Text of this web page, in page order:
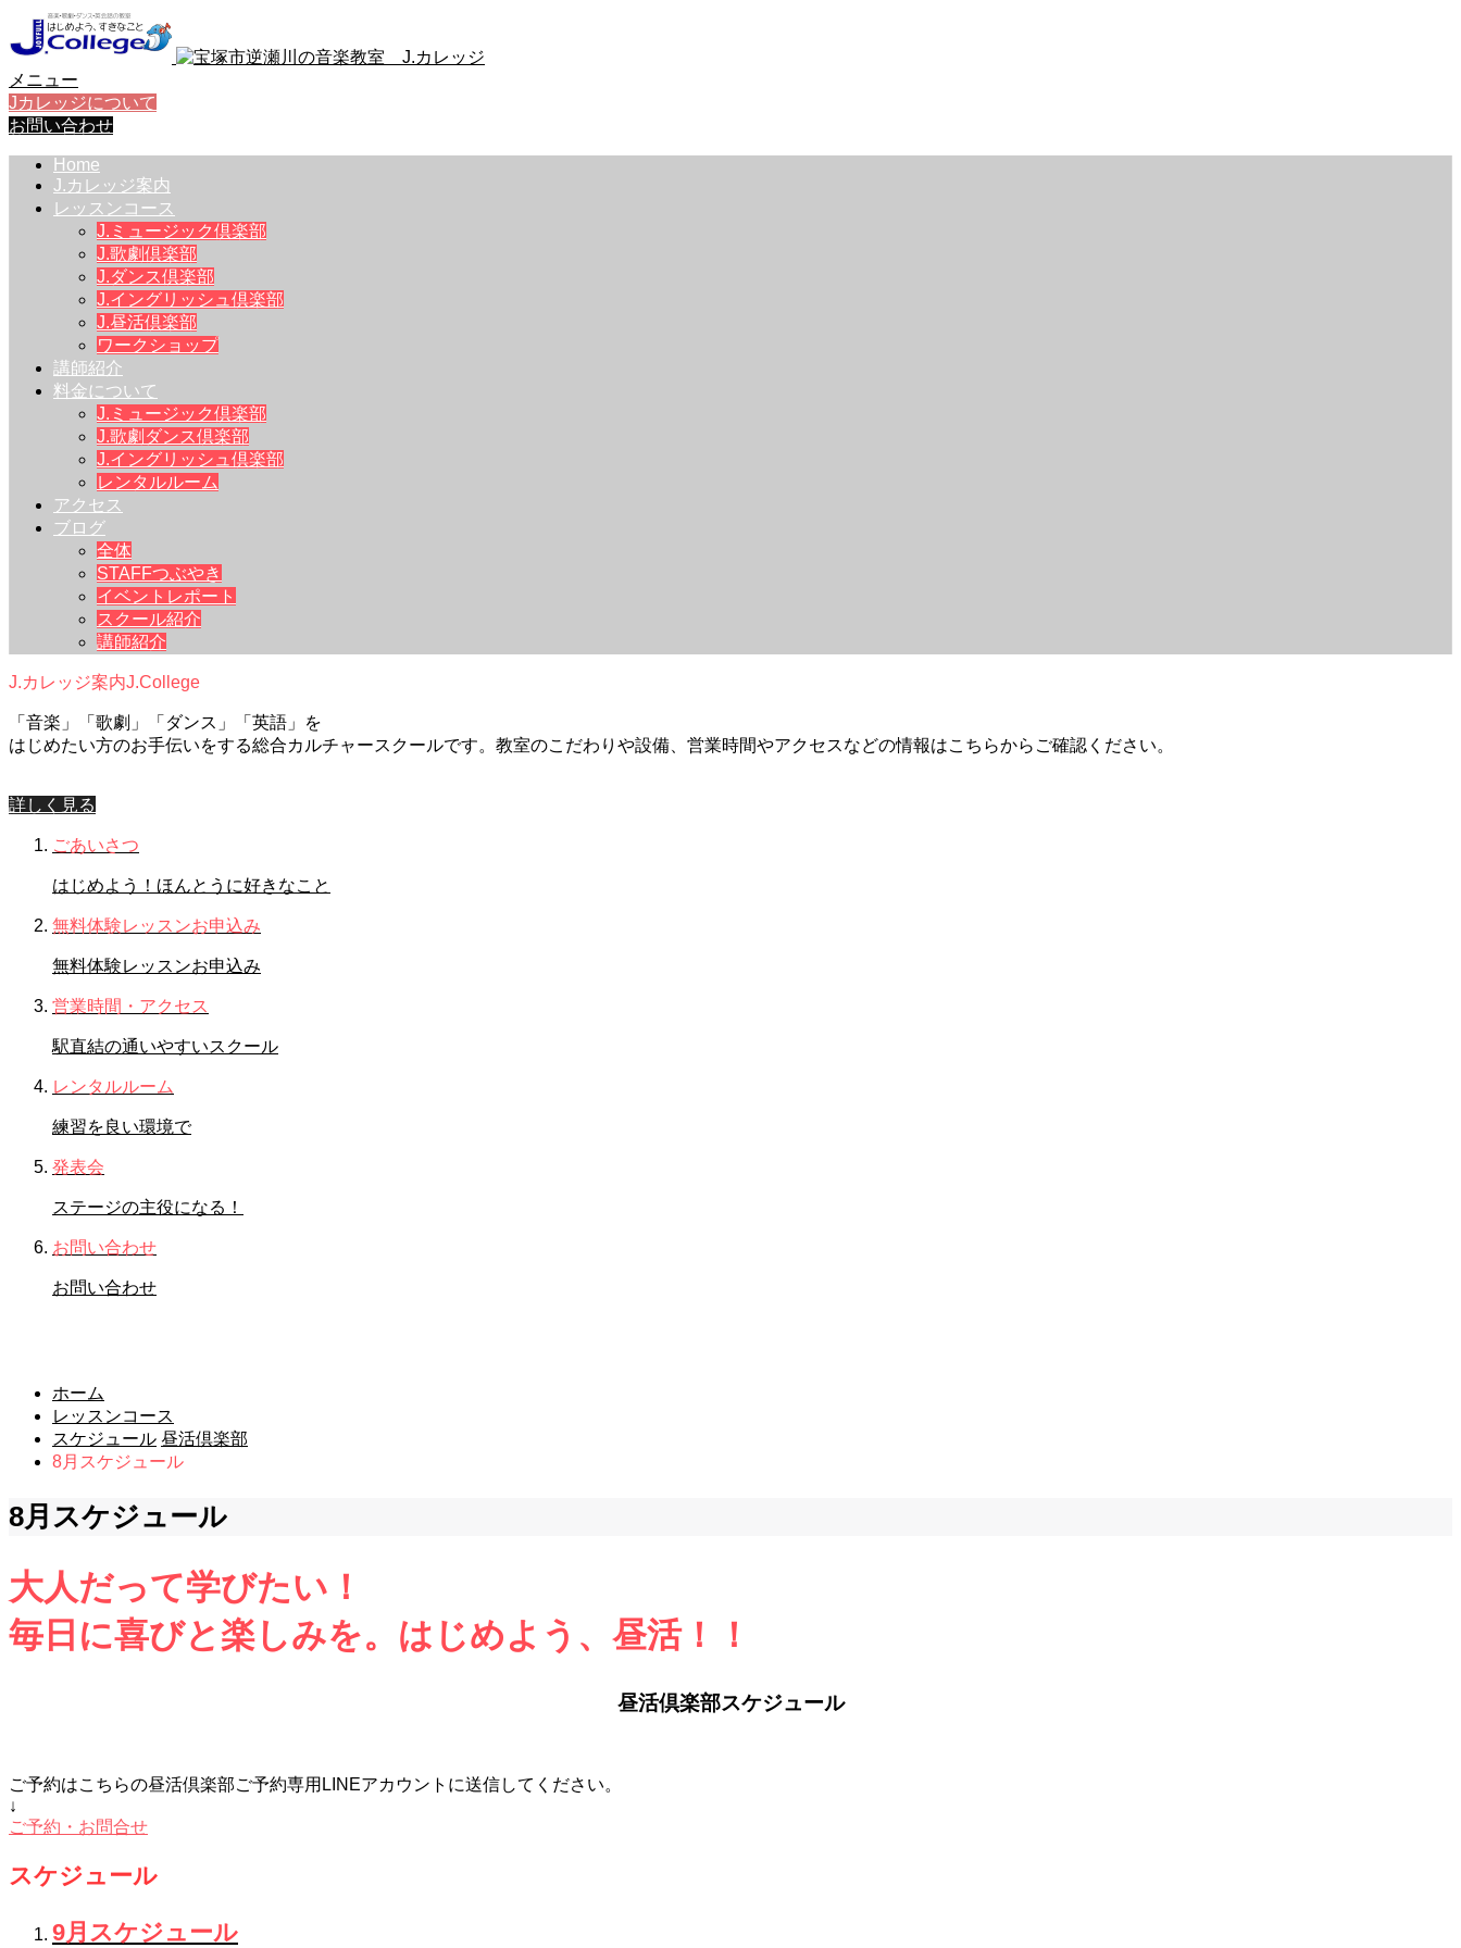
メニュー
Jカレッジについて
お問い合わせ
Home
J.カレッジ案内
レッスンコース
J.ミュージック倶楽部
J.歌劇倶楽部
J.ダンス倶楽部
J.イングリッシュ倶楽部
J.昼活倶楽部
ワークショップ
講師紹介
料金について
J.ミュージック倶楽部
J.歌劇ダンス倶楽部
J.イングリッシュ倶楽部
レンタルルーム
アクセス
ブログ
全体
STAFFつぶやき
イベントレポート
スクール紹介
講師紹介
J.カレッジ案内J.College
「音楽」「歌劇」「ダンス」「英語」を
はじめたい方のお手伝いをする総合カルチャースクールです。教室のこだわりや設備、営業時間やアクセスなどの情報はこちらからご確認ください。
詳しく見る
ごあいさつ
はじめよう！ほんとうに好きなこと
無料体験レッスンお申込み
無料体験レッスンお申込み
営業時間・アクセス
駅直結の通いやすいスクール
レンタルルーム
練習を良い環境で
発表会
ステージの主役になる！
お問い合わせ
お問い合わせ
ホーム
レッスンコース
スケジュール 昼活倶楽部
8月スケジュール
8月スケジュール
大人だって学びたい！
毎日に喜びと楽しみを。はじめよう、昼活！！
昼活倶楽部スケジュール
ご予約はこちらの昼活倶楽部ご予約専用LINEアカウントに送信してください。
↓
ご予約・お問合せ
スケジュール
9月スケジュール